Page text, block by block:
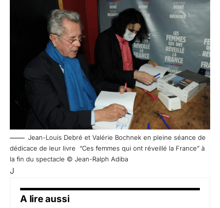
Jean-Louis Debré et Valérie Bochnek en pleine séance de
dédicace de leur livre “Ces femmes qui ont réveillé la France” à
la fin du spectacle © Jean-Ralph Adiba
J
A lire aussi